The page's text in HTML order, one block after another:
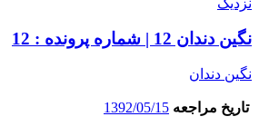
نگین دندان 12 | شماره پرونده : 12
نگین دندان
تاریخ مراجعه 1392/05/15